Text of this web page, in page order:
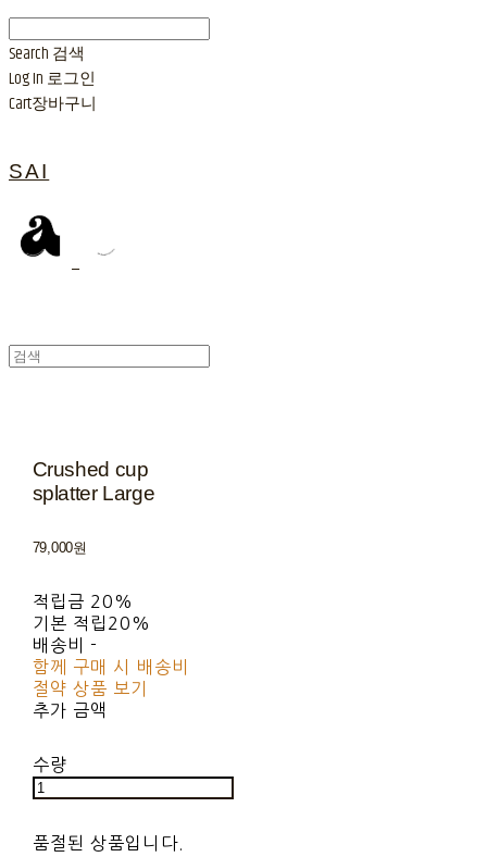
Search 검색
Log In 로그인
Cart장바구니
SAI
Crushed cup
splatter Large
79,000원
적립금 20%
기본 적립 20%
배송비-
함께 구매 시 배송비
절약 상품 보기
추가 금액
수량
품절된 상품입니다.